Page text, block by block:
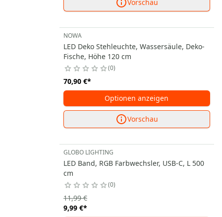
Vorschau
NOWA
LED Deko Stehleuchte, Wassersäule, Deko-
Fische, Höhe 120 cm
0
70,90 €*
Optionen anzeigen
Vorschau
GLOBO LIGHTING
LED Band, RGB Farbwechsler, USB-C, L 500
cm
0
9,99 €*
11,99 €